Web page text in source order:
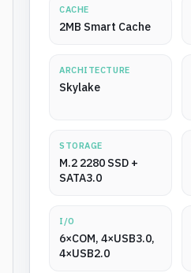
CACHE
2MB Smart Cache
ARCHITECTURE
Skylake
STORAGE
M.2 2280 SSD +
SATA3.0
I/O
6×COM, 4×USB3.0,
4×USB2.0